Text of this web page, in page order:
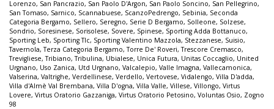
Lorenzo, San Pancrazio, San Paolo D'Argon, San Paolo Soncino, San Pellegrino,
San Tomaso, Sarnico, Scannabuese, ScanzoPedrengo, Sebinia, Seconda
Categoria Bergamo, Sellero, Seregno, Serie D Bergamo, Solleone, Solzese,
Sondrio, Soresinese, Sorisolese, Sovere, Spinese, Sporting Adda Bottanuco,
Sporting Leb, Sporting Tlc, Sporting Valentino Mazzola, Stezzanese, Suisio,
Tavernola,Terza Categoria Bergamo,Torre De' Roveri,Trescore Cremasco,
Trevigliese,Tribiano,Tribulina, Ubialese, Unica Futura, Unitas Coccaglio, United
Urgnano, Uso Zanica, Utd Urgnano, Valcalepio, Valle Imagna, Vallecamonica,
Valserina, Valtrighe, Verdellinese, Verdello, Vertovese, Vidalengo, Villa D'adda,
Villa d'Almè Val Brembana, Villa D'ogna, Villa Valle, Villese, Villongo, Virtus
Lovere, Virtus Oratorio Gazzaniga, Virtus Oratorio Petosino, Voluntas Osio, Zogno
98